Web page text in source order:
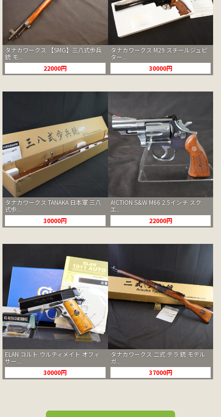
タナカワークス 【SMG】三八式歩兵
銃 モ...
22000円
タナカワークス M29 スチールジュピ
ター...
30000円
タナカワークス TANAKA 日本軍 三八
式歩...
30000円
A!CTION S&W M66 2.5インチ スク
エ...
22000円
ELAN コルト ウルティメイト オフィ
サー...
30000円
タナカワークス 二式 テラ 銃 モデル
ガ...
37000円